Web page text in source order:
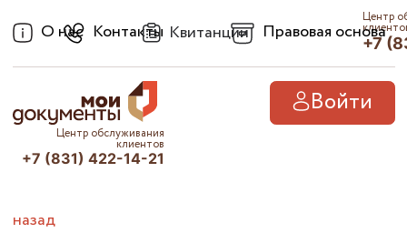
О нас Контакты Квитанции Правовая основа
Центр
+7
Войти
Центр обслуживания
клиентов
+7 (831) 422-14-21
назад